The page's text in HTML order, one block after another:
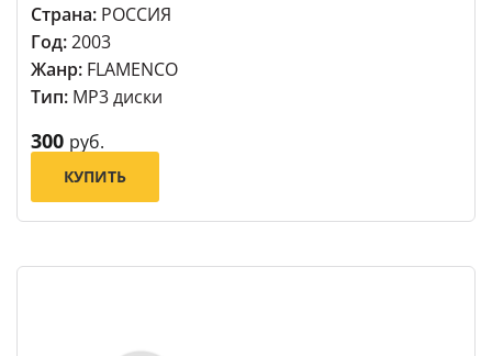
Страна: РОССИЯ
Год:2003
Жанр: FLAMENCO
Тип: MP3 диски
300 руб.
КУПИТЬ